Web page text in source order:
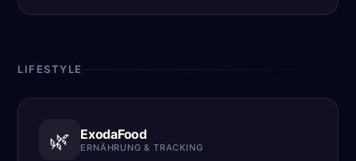
LIFESTYLE
🌿 ExodaFood
ERNÄHRUNG & TRACKING